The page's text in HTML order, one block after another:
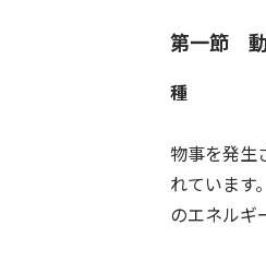
第一節 動
種
物事を発生
れています
のエネル